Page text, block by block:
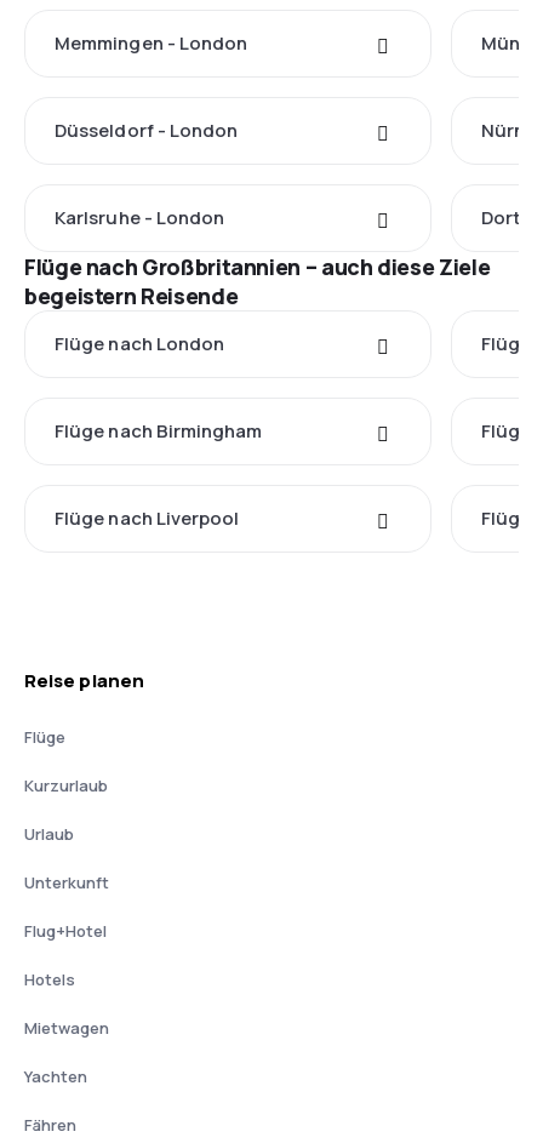
Memmingen - London
Düsseldorf - London
Karlsruhe - London
Flüge nach Großbritannien – auch diese Ziele
begeistern Reisende
Flüge nach London Flüge
Flüge nach Birmingham Flüge
Flüge nach Liverpool Flüge
Reise planen
Flüge
Kurzurlaub
Urlaub
Unterkunft
Flug+Hotel
Hotels
Mietwagen
Yachten
Fähren